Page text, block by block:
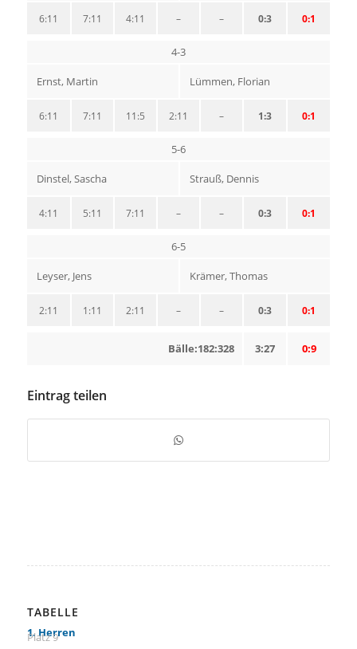
0:1
0:3
–
–
4:11
7:11
6:11
4-3
Ernst, Martin Lümmen, Florian
0:1
1:3
–
2:11
11:5
7:11
6:11
5-6
Dinstel, Sascha Strauß, Dennis
0:1
0:3
–
–
7:11
5:11
4:11
6-5
Leyser, Jens Krämer, Thomas
0:1
0:3
–
–
2:11
1:11
2:11
0:9
3:27
Bälle:182:328
Eintrag teilen
TABELLE
1. Herren
Platz 9